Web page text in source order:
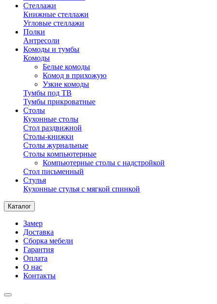
Стеллажи
Книжные стеллажи
Угловые стеллажи
Полки
Антресоли
Комоды и тумбы
Комоды
Белые комоды
Комод в прихожую
Узкие комоды
Тумбы под ТВ
Тумбы прикроватные
Столы
Кухонные столы
Стол раздвижной
Столы-книжки
Столы журнальные
Столы компьютерные
Компьютерные столы с надстройкой
Стол письменный
Стулья
Кухонные стулья с мягкой спинкой
Каталог
Замер
Доставка
Сборка мебели
Гарантия
Оплата
О нас
Контакты